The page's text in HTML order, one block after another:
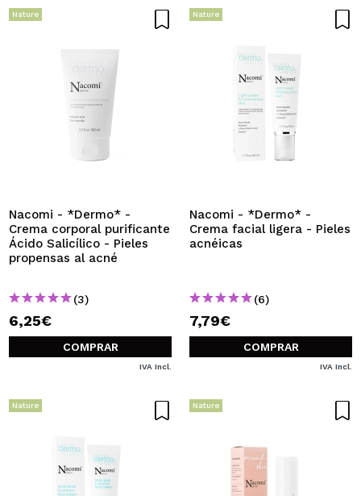
Nature
Nacomi - *Dermo* -
Crema corporal purificante
Ácido Salicílico - Pieles
propensas al acné
(3)
6,25€
COMPRAR
IVA Incl.
Nature
Nacomi - *Dermo* -
Crema facial ligera - Pieles
acnéicas
(6)
7,79€
COMPRAR
IVA Incl.
Nature Nature